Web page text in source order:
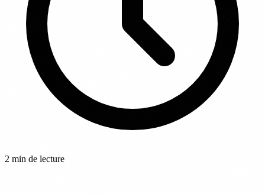
2 min de lecture